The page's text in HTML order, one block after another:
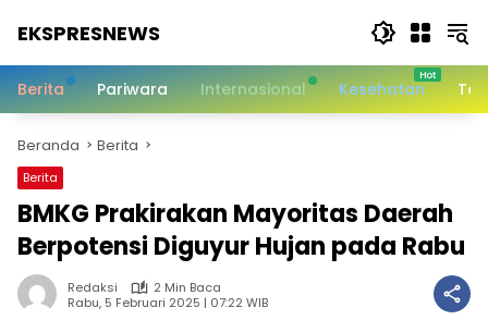
EKSPRESNEWS
Dalam
Berita Pariwara Internasional Kesehatan
Beranda Berita
Berita
BMKG Prakirakan Mayoritas Daerah
Berpotensi Diguyur Hujan pada Rabu
Redaksi
2 Min Baca
Rabu, 5 Februari 2025 | 07:22 WIB